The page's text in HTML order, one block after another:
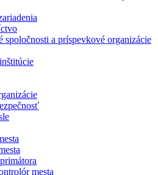
spoločnosti a príspevkové organizácie
mesta